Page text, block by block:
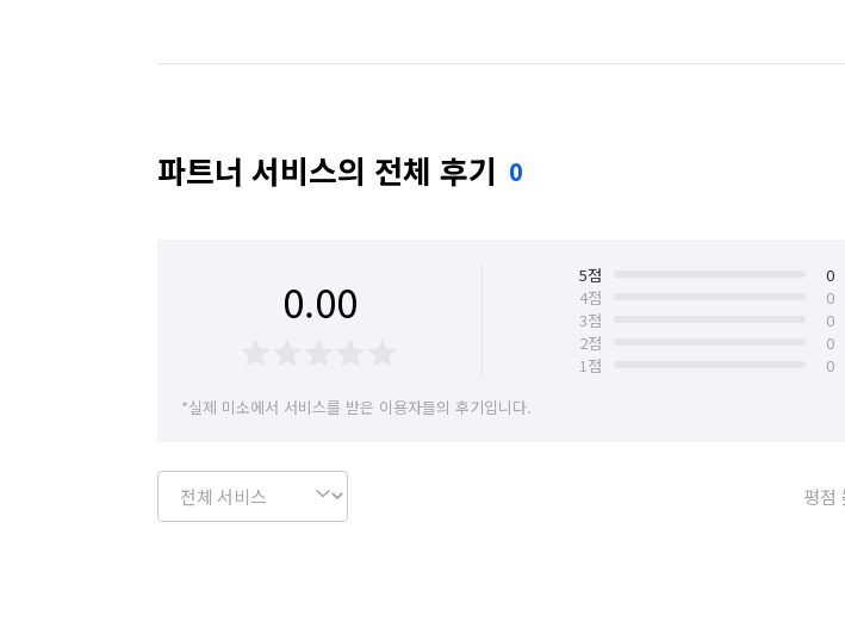
파트너 서비스의 전체 후기 0
0.00 5점
0
4점
0
3점
0
2점
0
1점
0
*실제 미소에서 서비스를 받은 이용자들의 후기입니다.